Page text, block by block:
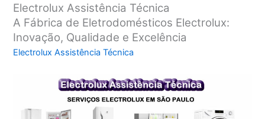
Electrolux Assistência Técnica
A Fábrica de Eletrodomésticos Electrolux:
Inovação, Qualidade e Excelência
Electrolux Assistência Técnica